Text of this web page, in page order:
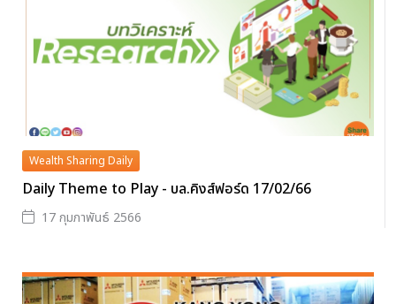
Wealth Sharing Daily
Daily Theme to Play - บล.คิงส์ฟอร์ด 17/02/66
17 กุมภาพันธ์ 2566